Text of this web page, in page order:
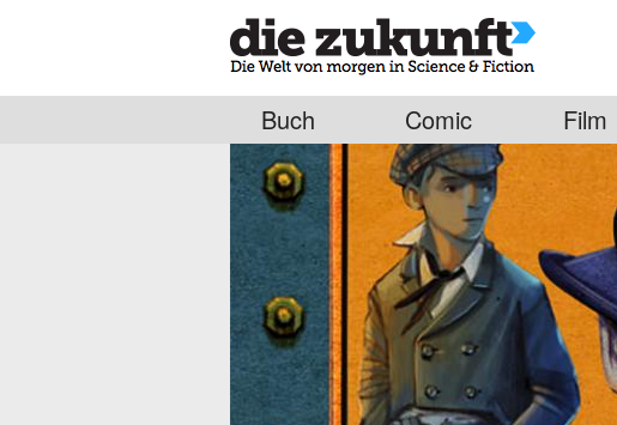
Buch Comic Film